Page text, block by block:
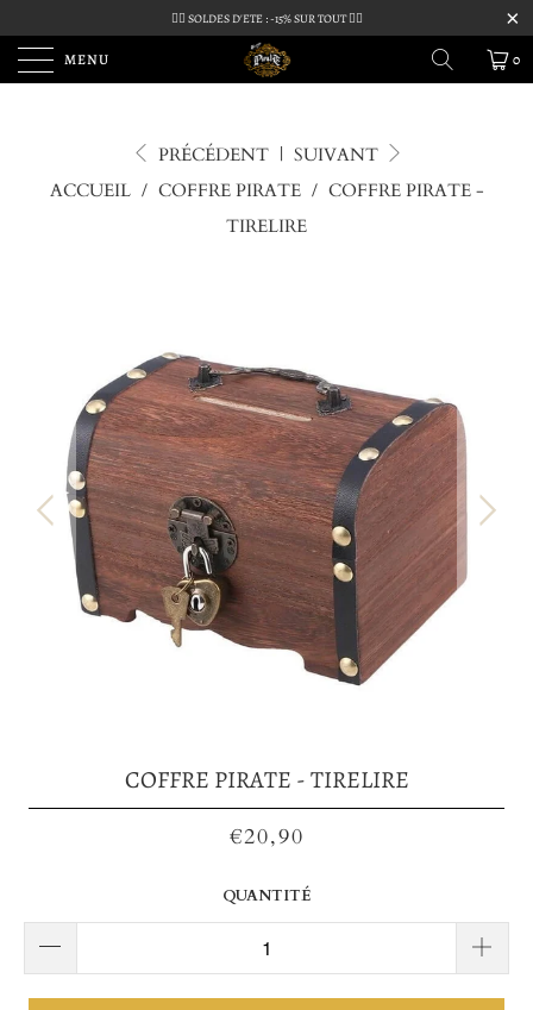
🏴‍☠️ SOLDES D'ETE : -15% SUR TOUT 🏴‍☠️
MENU 0
PRÉCÉDENT | SUIVANT
ACCUEIL / COFFRE PIRATE / COFFRE PIRATE -
TIRELIRE
COFFRE PIRATE - TIRELIRE
€20,90
QUANTITÉ